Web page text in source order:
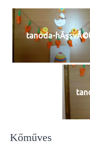
tanoda-
Kőműves